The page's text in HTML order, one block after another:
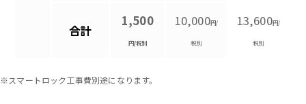
合計
1,500
円/税別
10,000円/
税別
13,600円/
税別
※スマートロック工事費別途になります。